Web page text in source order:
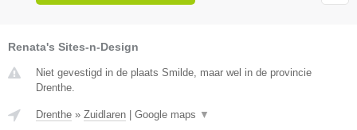
Renata's Sites-n-Design
Niet gevestigd in de plaats Smilde, maar wel in de provincie
Drenthe.
Drenthe » Zuidlaren | Google maps ▼